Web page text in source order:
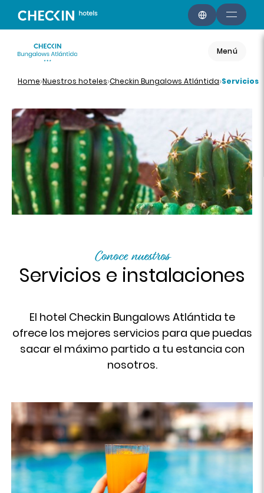
Menú
Home Nuestros hoteles Checkin Bungalows Atlántida Servicios
Conoce nuestros
Servicios e instalaciones
El hotel Checkin Bungalows Atlántida te
ofrece los mejores servicios para que puedas
sacar el máximo partido a tu estancia con
nosotros.